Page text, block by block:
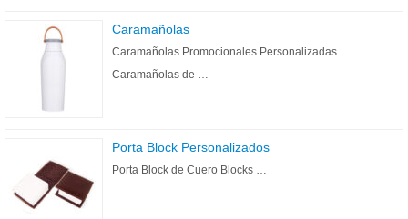
Caramañolas
Caramañolas Promocionales Personalizadas
Caramañolas de …
Porta Block Personalizados
Porta Block de Cuero Blocks …